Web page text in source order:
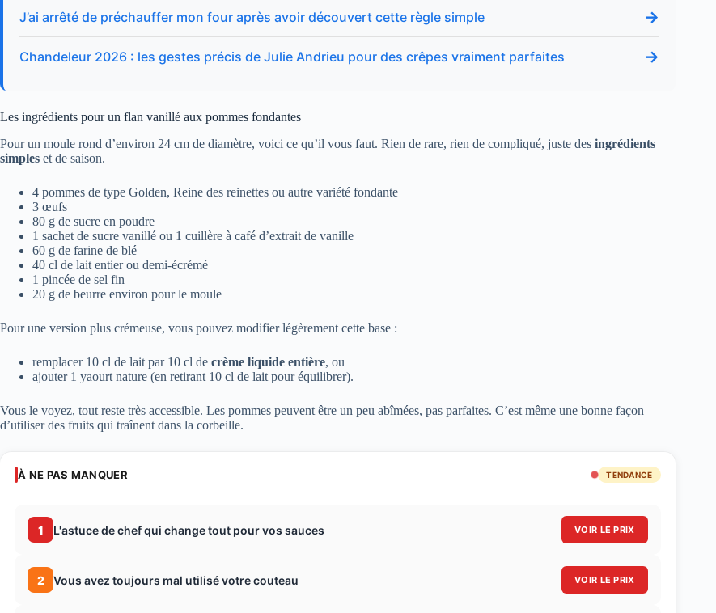
J’ai arrêté de préchauffer mon four après avoir découvert cette règle simple →
Chandeleur 2026 : les gestes précis de Julie Andrieu pour des crêpes vraiment parfaites →
Les ingrédients pour un flan vanillé aux pommes fondantes
Pour un moule rond d’environ 24 cm de diamètre, voici ce qu’il vous faut. Rien de rare, rien de compliqué, juste des ingrédients
simples et de saison.
4 pommes de type Golden, Reine des reinettes ou autre variété fondante
3 œufs
80 g de sucre en poudre
1 sachet de sucre vanillé ou 1 cuillère à café d’extrait de vanille
60 g de farine de blé
40 cl de lait entier ou demi-écrémé
1 pincée de sel fin
20 g de beurre environ pour le moule
Pour une version plus crémeuse, vous pouvez modifier légèrement cette base :
remplacer 10 cl de lait par 10 cl de crème liquide entière, ou
ajouter 1 yaourt nature (en retirant 10 cl de lait pour équilibrer).
Vous le voyez, tout reste très accessible. Les pommes peuvent être un peu abîmées, pas parfaites. C’est même une bonne façon
d’utiliser des fruits qui traînent dans la corbeille.
À NE PAS MANQUER TENDANCE
1 L'astuce de chef qui change tout pour vos sauces VOIR LE PRIX
2 Vous avez toujours mal utilisé votre couteau VOIR LE PRIX